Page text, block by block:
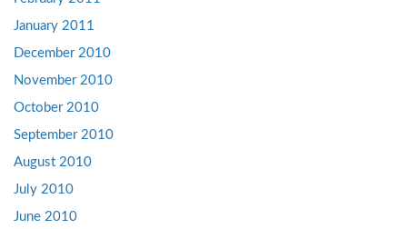
January 2011
December 2010
November 2010
October 2010
September 2010
August 2010
July 2010
June 2010